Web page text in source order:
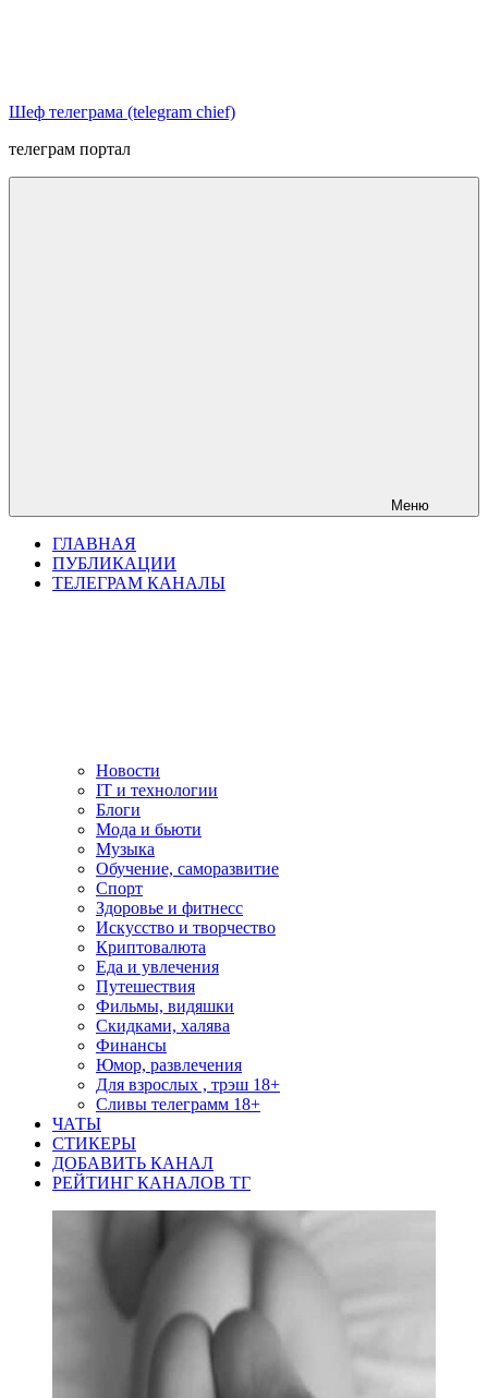
Шеф телеграма (telegram chief)
телеграм портал
Меню
ГЛАВНАЯ
ПУБЛИКАЦИИ
ТЕЛЕГРАМ КАНАЛЫ
Новости
IT и технологии
Блоги
Мода и бьюти
Музыка
Обучение, саморазвитие
Спорт
Здоровье и фитнесс
Искусство и творчество
Криптовалюта
Еда и увлечения
Путешествия
Фильмы, видяшки
Скидками, халява
Финансы
Юмор, развлечения
Для взрослых , трэш 18+
Сливы телеграмм 18+
ЧАТЫ
СТИКЕРЫ
ДОБАВИТЬ КАНАЛ
РЕЙТИНГ КАНАЛОВ ТГ